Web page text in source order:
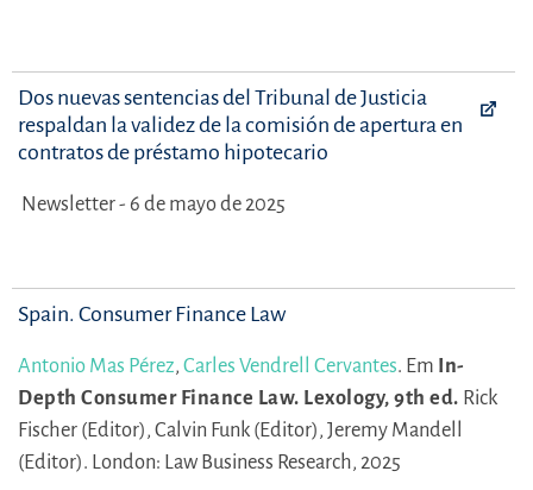
Dos nuevas sentencias del Tribunal de Justicia
respaldan la validez de la comisión de apertura en
contratos de préstamo hipotecario
Newsletter - 6 de mayo de 2025
Spain. Consumer Finance Law
Antonio Mas Pérez, Carles Vendrell Cervantes. Em In-
Depth Consumer Finance Law. Lexology, 9th ed. Rick
Fischer (Editor), Calvin Funk (Editor), Jeremy Mandell
(Editor). London: Law Business Research, 2025